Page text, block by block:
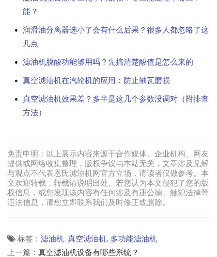
能？
润滑油分离器选小了会有什么后果？很多人都忽略了这
几点
滤油机脱酸功能够用吗？先搞清楚酸值是怎么来的
真空滤油机在汽轮机的应用：防止轴瓦磨损
真空滤油机效果差？多半是这几个参数没调对（附排查
方法）
免责申明：以上展示内容来源于合作媒体、企业机构、网友
提供或网络收集整理，版权争议与本站无关，文章涉及见解
与观点不代表恩氏滤油机网官方立场，请读者仅做参考。本
文欢迎转载，转载请说明出处。若您认为本文侵犯了您的版
权信息，或您发现该内容有任何涉及有违公德、触犯法律等
违法信息，请您立即联系我们及时修正或删除。
标签： 滤油机, 真空滤油机, 多功能滤油机
上一篇： 真空滤油机设备有哪些系统？